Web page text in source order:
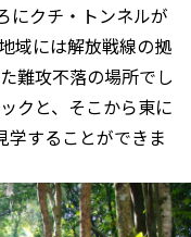
にクチ・トンネルが
域には解放戦線の拠
難攻不落の場所でし
クと、そこから東に
学することができま